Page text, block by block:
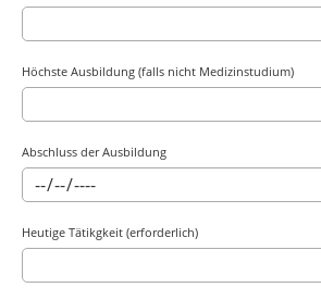
Höchste Ausbildung (falls nicht Medizinstudium)
Abschluss der Ausbildung
Heutige Tätikgkeit (erforderlich)